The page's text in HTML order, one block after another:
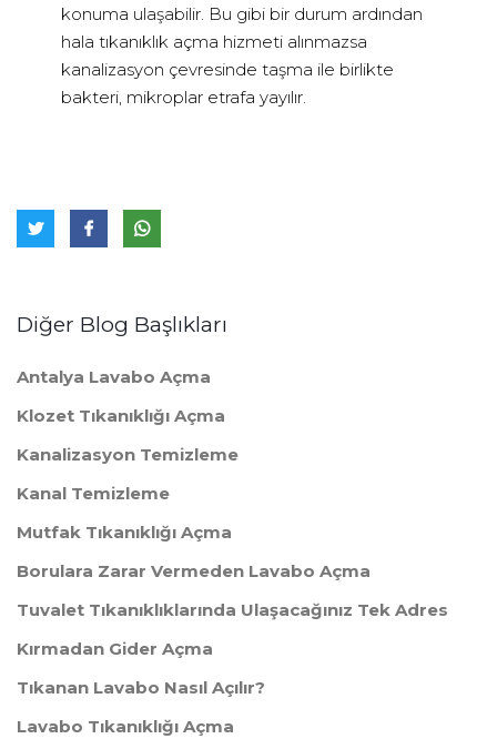
konuma ulaşabilir. Bu gibi bir durum ardından
hala tıkanıklık açma hizmeti alınmazsa
kanalizasyon çevresinde taşma ile birlikte
bakteri, mikroplar etrafa yayılır.
Diğer Blog Başlıkları
Antalya Lavabo Açma
Klozet Tıkanıklığı Açma
Kanalizasyon Temizleme
Kanal Temizleme
Mutfak Tıkanıklığı Açma
Borulara Zarar Vermeden Lavabo Açma
Tuvalet Tıkanıklıklarında Ulaşacağınız Tek Adres
Kırmadan Gider Açma
Tıkanan Lavabo Nasıl Açılır?
Lavabo Tıkanıklığı Açma